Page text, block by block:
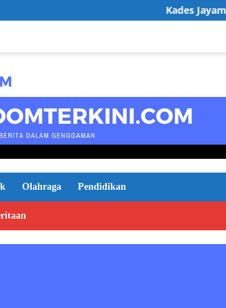
Kades Jayamukti dan
Olahraga Pendidikan